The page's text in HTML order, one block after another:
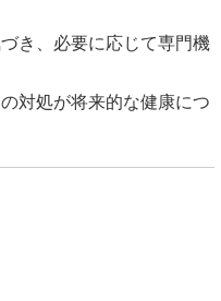
き、必要に応じて専門機
対処が将来的な健康につ